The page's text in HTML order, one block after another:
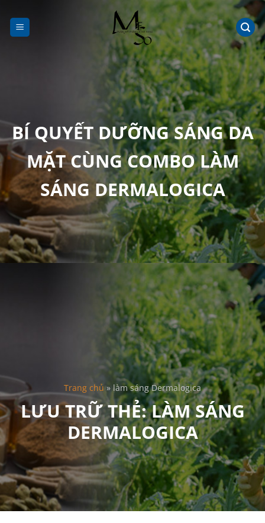
đến
nội
BÍ QUYẾT DƯỠNG SÁNG DA
MẶT CÙNG COMBO LÀM
SÁNG DERMALOGICA
Trang chủ»làm sáng Dermalogica
LƯU TRỮ THẺ:LÀM SÁNG
DERMALOGICA